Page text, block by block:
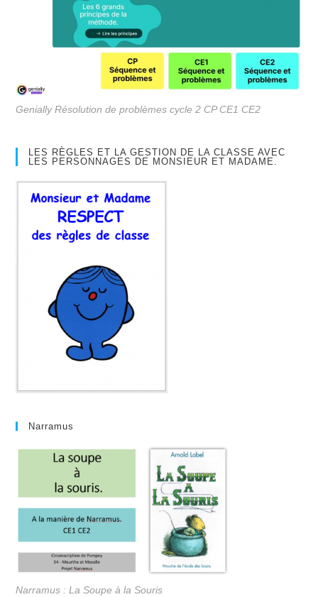
Genially Résolution de problèmes cycle 2 CP CE1 CE2
LES RÈGLES ET LA GESTION DE LA CLASSE AVEC
LES PERSONNAGES DE MONSIEUR ET MADAME.
Narramus
Narramus : La Soupe à la Souris